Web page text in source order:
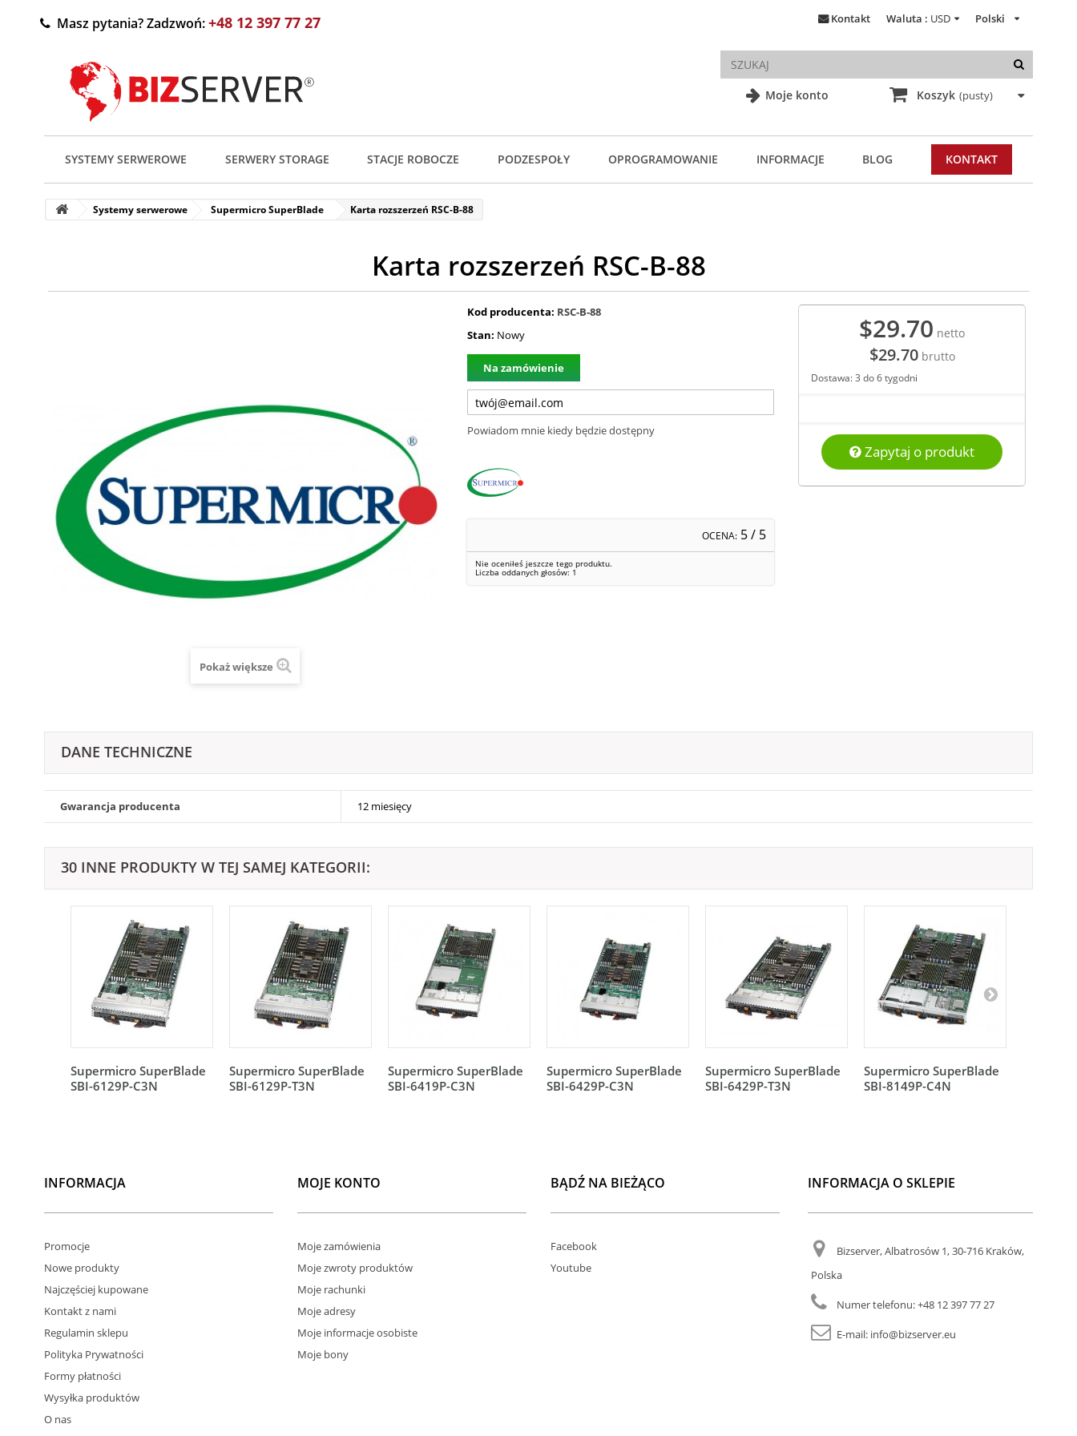
Moje konto
Polski
Waluta : USD
Kontakt
Masz pytania? Zadzwoń:+48 12 397 77 27
Koszyk (pusty)
SYSTEMY SERWEROWE SERWERY STORAGE STACJE ROBOCZE PODZESPOŁY OPROGRAMOWANIE INFORMACJE BLOG KONTAKT
Systemy serwerowe Supermicro SuperBlade Karta rozszerzeń RSC-B-88
Karta rozszerzeń RSC-B-88
Pokaż większe
Kod producenta: RSC-B-88
Stan: Nowy
Na zamówienie
Powiadom mnie kiedy będzie dostępny
OCENA: 5/ 5
Nie oceniłeś jeszcze tego produktu.
Liczba oddanych głosów: 1
$29.70 netto
$29.70brutto
Dostawa: 3 do 6 tygodni
Zapytaj o produkt
DANE TECHNICZNE
Gwarancja producenta 12 miesięcy
30 INNE PRODUKTY W TEJ SAMEJ KATEGORII:
Supermicro SuperBlade
SBI-6129P-C3N
Supermicro SuperBlade
SBI-6129P-T3N
Supermicro SuperBlade
SBI-6419P-C3N
Supermicro SuperBlade
SBI-6429P-C3N
Supermicro SuperBlade
SBI-6429P-T3N
Supermicro SuperBlade
SBI-8149P-C4N
INFORMACJA
Promocje
Nowe produkty
Najczęściej kupowane
Kontakt z nami
Regulamin sklepu
Polityka Prywatności
Formy płatności
Wysyłka produktów
O nas
MOJE KONTO
Moje zamówienia
Moje zwroty produktów
Moje rachunki
Moje adresy
Moje informacje osobiste
Moje bony
BĄDŹ NA BIEŻĄCO
Facebook
Youtube
INFORMACJA O SKLEPIE
Bizserver, Albatrosów 1, 30-716 Kraków,
Polska
Numer telefonu:+48 12 397 77 27
E-mail: info@bizserver.eu